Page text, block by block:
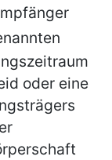
oder eine